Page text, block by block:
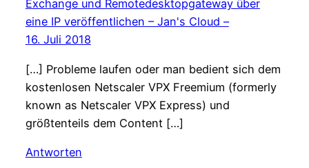
Exchange und Remotedesktopgateway über
eine IP veröffentlichen – Jan's Cloud –
16. Juli 2018
[…] Probleme laufen oder man bedient sich dem
kostenlosen Netscaler VPX Freemium (formerly
known as Netscaler VPX Express) und
größtenteils dem Content […]
Antworten